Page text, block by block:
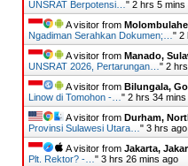
UNSRAT Berpotensi… " 2 hrs 5 mins
A visitor from
Ngadiman Serahkan Dokumen;… " 2
A visitor from Manado,
UNSRAT 2026, Pertarungan… " 2
A visitor from Bilungala,
Linow di Tomohon -… " 2 hrs 34 mins
A visitor from Durham,
Provinsi Sulawesi Utara… " 3 hrs ago
A visitor from Jakarta,
Plt. Rektor? -… " 3 hrs 26 mins ago